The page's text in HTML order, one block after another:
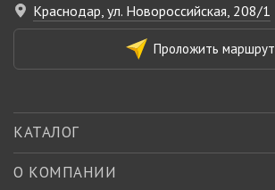
Краснодар, ул. Новороссийская, 208/1
Проложить маршрут
КАТАЛОГ
О КОМПАНИИ